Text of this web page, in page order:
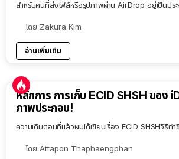
สำหรับคนที่ส่งไฟล์หรือรูปภาพผ่าน AirDrop อยู่เป็นปร
โดย Zakura Kim
อ่านเพิ่มเติม
หลักการ การเก็บ ECID SHSH ของ
ภาพประกอบ!
ความเดิมตอนที่แล้วผมได้เขียนเรื่อง ECID SHSHวิธีท
โดย Attapon Thaphaengphan